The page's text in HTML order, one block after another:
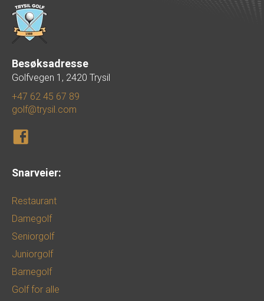
Besøksadresse
Golfvegen 1, 2420 Trysil
+47 62 45 67 89
golf@trysil.com
Snarveier:
Restaurant
Damegolf
Seniorgolf
Juniorgolf
Barnegolf
Golf for alle